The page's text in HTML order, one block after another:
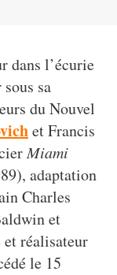
dans l’écurie
sa
du Nouvel
et Francis
Miami
adaptation
Charles
et
et réalisateur
le 15